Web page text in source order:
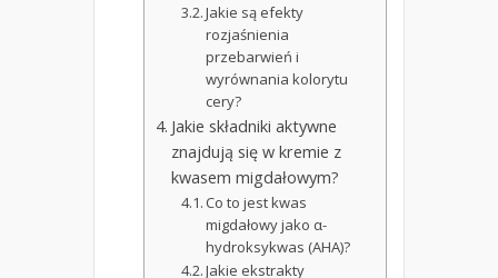
Jakie są efekty
rozjaśnienia
przebarwień i
wyrównania kolorytu
cery?
Jakie składniki aktywne
znajdują się w kremie z
kwasem migdałowym?
Co to jest kwas
migdałowy jako α-
hydroksykwas (AHA)?
Jakie ekstrakty